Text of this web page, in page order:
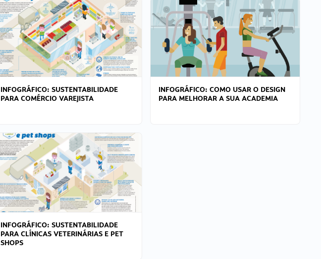
INFOGRÁFICO: SUSTENTABILIDADE
PARA COMÉRCIO VAREJISTA
INFOGRÁFICO: COMO USAR O DESIGN
PARA MELHORAR A SUA ACADEMIA
INFOGRÁFICO: SUSTENTABILIDADE
PARA CLÍNICAS VETERINÁRIAS E PET
SHOPS